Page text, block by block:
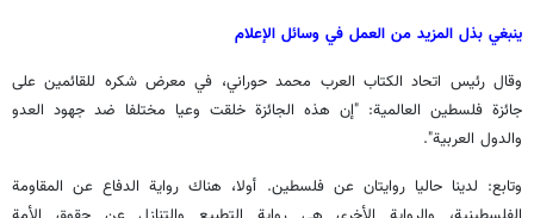
ينبغي بذل المزيد من العمل في وسائل الإعلام
وقال رئيس اتحاد الكتاب العرب محمد حوراني، في معرض شكره للقائمين على
جائزة فلسطين العالمية: "إن هذه الجائزة خلقت وعيا مختلفا ضد جهود العدو
والدول العربية".
وتابع: لدينا حاليا روايتان عن فلسطين. أولا، هناك رواية الدفاع عن المقاومة